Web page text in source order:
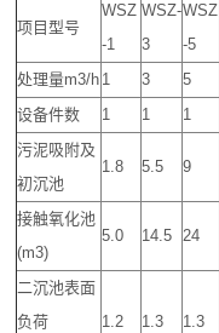
项目型号
WSZ
-1
WSZ-
3
WSZ
-5
处理量m3/h 1 3 5
设备件数
1 1 1
污泥吸附及
初沉池
1.8 5.5 9
接触氧化池
(m3)
5.0 14.5 24
二沉池表面
负荷
1.2 1.3 1.3